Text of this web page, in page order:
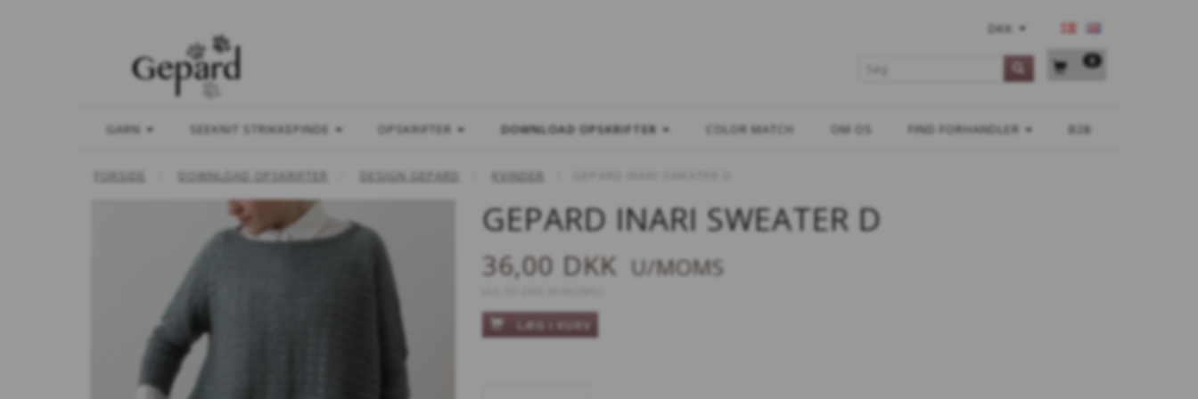
DKK
0
GARN SEEKNIT STRIKKEPINDE OPSKRIFTER DOWNLOAD OPSKRIFTER COLOR MATCH OM OS FIND FORHANDLER B2B
FORSIDE DOWNLOAD OPSKRIFTER DESIGN GEPARD KVINDER
GEPARD INARI SWEATER D
36,00 DKK U/MOMS
LÆG I KURV